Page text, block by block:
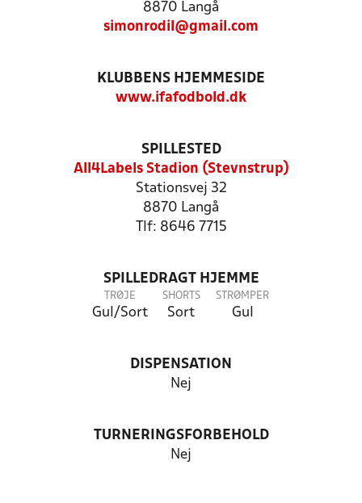
8870 Langå
simonrodil@gmail.com
KLUBBENS HJEMMESIDE
www.ifafodbold.dk
SPILLESTED
All4Labels Stadion (Stevnstrup)
Stationsvej 32
8870 Langå
Tlf: 8646 7715
SPILLEDRAGT HJEMME
TRØJE
Gul/Sort
SHORTS
Sort
STRØMPER
Gul
DISPENSATION
Nej
TURNERINGSFORBEHOLD
Nej